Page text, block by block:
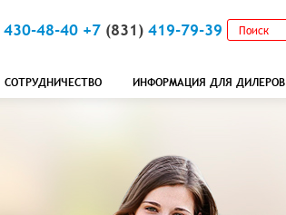
430-48-40 +7 (831) 419-79-39
СОТРУДНИЧЕСТВО ИНФОРМАЦИЯ ДЛЯ ДИЛЕРОВ